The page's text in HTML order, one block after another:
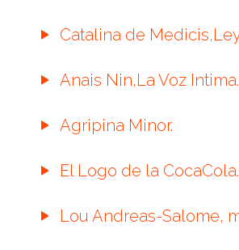
Anais Nin,La Voz Intima.
Agripina Minor.
El Logo de la CocaCola.